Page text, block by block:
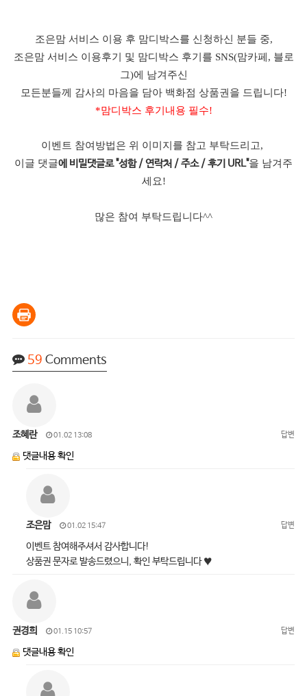
조은맘 서비스 이용 후 맘디박스를 신청하신 분들 중,
조은맘 서비스 이용후기 및 맘디박스 후기를 SNS(맘카페, 블로
그)에 남겨주신
모든분들께 감사의 마음을 담아 백화점 상품권을 드립니다!
*맘디박스 후기내용 필수!
이벤트 참여방법은 위 이미지를 참고 부탁드리고,
이글 댓글에 비밀댓글로 "성함 / 연락처 / 주소 / 후기 URL"을 남겨주
세요!
많은 참여 부탁드립니다^^
59 Comments
조혜란 01.02 13:08 답변
댓글내용 확인
조은맘 01.02 15:47 답변
이벤트 참여해주셔서 감사합니다!
상품권 문자로 발송드렸으니, 확인 부탁드립니다 ♥
권경희 01.15 10:57 답변
댓글내용 확인